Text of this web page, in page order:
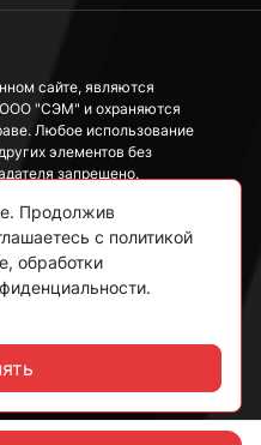
сайте, являются
ООО "СЭМ" и охраняются
Любое использование
элементов без
запрещено.
носит исключительно
рассматриваться как
ст. 437 ГК РФ.
Продолжив
с политикой
обработки
Чат